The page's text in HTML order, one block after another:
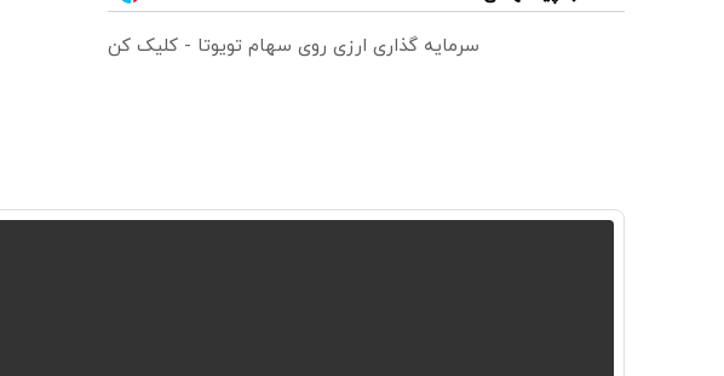
سرمایه گذاری ارزی روی سهام تویوتا - کلیک کن